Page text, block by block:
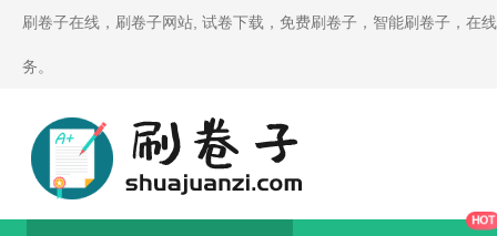
刷卷子在线，刷卷子网站, 试卷下载，免费刷卷子，智能刷卷子，在
务。
HOT